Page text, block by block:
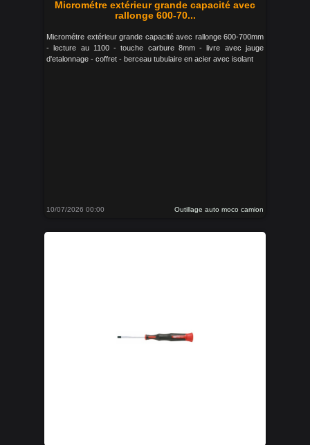
Micrométre extérieur grande capacité avec
rallonge 600-70...
Micrométre extérieur grande capacité avec rallonge 600-700mm
- lecture au 1100 - touche carbure 8mm - livre avec jauge
d'etalonnage - coffret - berceau tubulaire en acier avec isolant
10/07/2026 00:00 Outillage auto moco camion